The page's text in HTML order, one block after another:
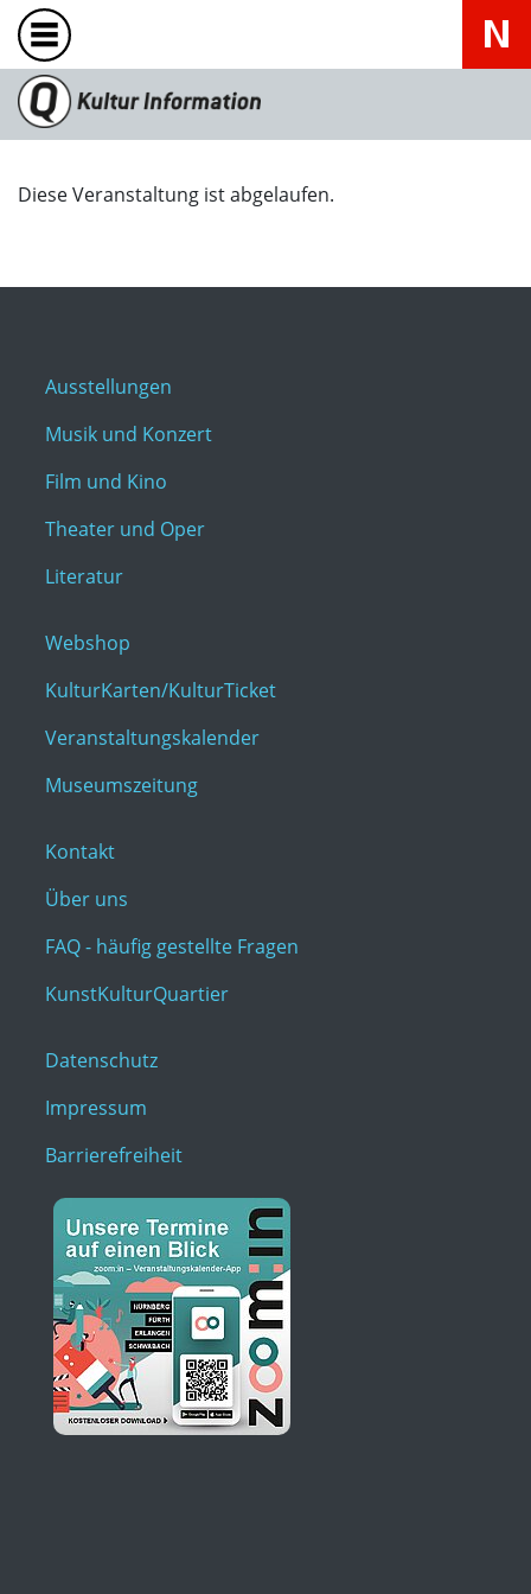
Diese Veranstaltung ist abgelaufen.
Ausstellungen
Musik und Konzert
Film und Kino
Theater und Oper
Literatur
Webshop
KulturKarten/KulturTicket
Veranstaltungskalender
Museumszeitung
Kontakt
Über uns
FAQ - häufig gestellte Fragen
KunstKulturQuartier
Datenschutz
Impressum
Barrierefreiheit